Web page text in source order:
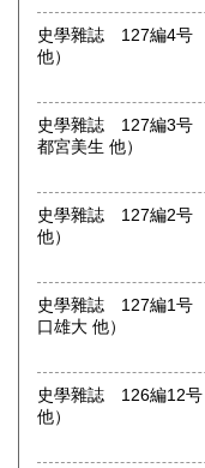
沿線名：京成線
最寄駅：堀切菖蒲園
営業時間：12:00〜
定休日：店舗は雨天
指定受取は出来かね
書籍の買取について
取り扱い分野
哲学宗教、歴史、社
史學雜誌 127編4号 平成30年4月
他）
史學雜誌 127編3号 平成30年3月
都宮美生 他）
史學雜誌 127編2号 平成30年2月
他）
史學雜誌 127編1号 平成30年1月
口雄大 他）
史學雜誌 126編12号 平成29年
他）